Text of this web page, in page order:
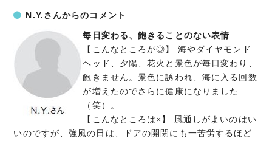
N.Y.さんからのコメント
毎日変わる、飽きることのない表情
【こんなところが◎】 海やダイヤモンド
ヘッド、夕陽、花火と景色が毎日変わり、
飽きません。景色に誘われ、海に入る回数
が増えたのでさらに健康になりました
（笑）。
【こんなところは×】 風通しがよいのはい
いのですが、強風の日は、ドアの開閉にも一苦労するほど